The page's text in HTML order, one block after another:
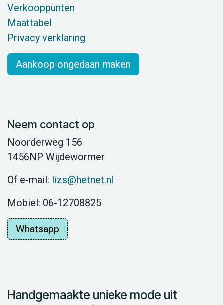
Verkooppunten
Maattabel
Privacy verklaring
Aankoop ongedaan maken
Neem contact op
Noorderweg 156
1456NP Wijdewormer
Of e-mail: lizs@hetnet.nl
Mobiel: 06-12708825
Whatsapp
Handgemaakte unieke mode uit